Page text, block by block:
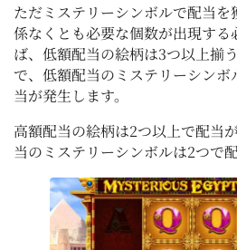
ただミステリーシンボルで配当
係なくとも必要な個数が出現する
ば、低額配当の絵柄は3つ以上揃
で、低額配当のミステリーシン
当が発生します。
高額配当の絵柄は2つ以上で配当
当のミステリーシンボルは2つで